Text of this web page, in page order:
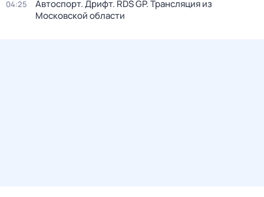
04:25
Автоспорт. Дрифт. RDS GP. Трансляция из
Московской области